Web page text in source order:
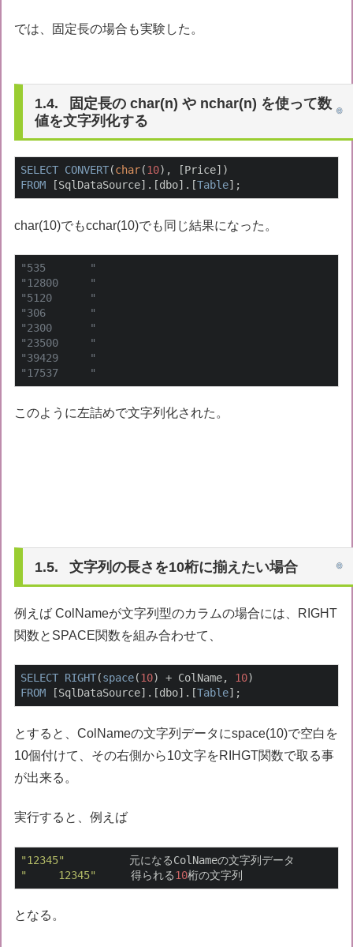
では、固定長の場合も実験した。
固定長の char(n) や nchar(n) を使って数
値を文字列化する
SELECT CONVERT(char(10
FROM [SqlDataSource].[dbo].[Table];
char(10)でもcchar(10)でも同じ結果になった。
"535       "
"12800     "
"5120      "
"306       "
"2300      "
"23500     "
"39429     "
"17537     "
このように左詰めで文字列化された。
文字列の長さを10桁に揃えたい場合
例えば ColNameが文字列型のカラムの場合には、RIGHT
関数とSPACE関数を組み合わせて、
SELECT RIGHT(space(10) + ColName, 10
FROM [SqlDataSource].[dbo].[Table];
とすると、ColNameの文字列データにspace(10)で空白を
10個付けて、その右側から10文字をRIHGT関数で取る事
が出来る。
実行すると、例えば
"12345"
"     12345"
得られる10桁の文字列
となる。